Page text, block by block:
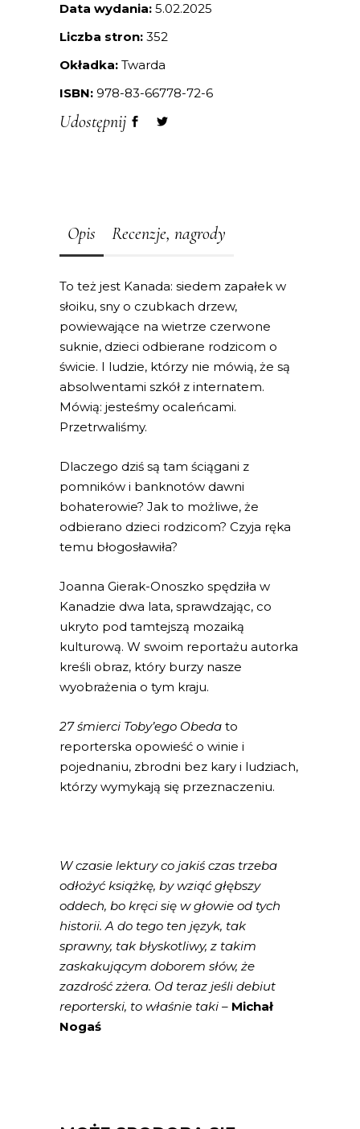
Data wydania: 5.02.2025
Liczba stron: 352
Okładka: Twarda
ISBN: 978-83-66778-72-6
Udostępnij
Opis Recenzje, nagrody
To też jest Kanada: siedem zapałek w
słoiku, sny o czubkach drzew,
powiewające na wietrze czerwone
suknie, dzieci odbierane rodzicom o
świcie. I ludzie, którzy nie mówią, że są
absolwentami szkół z internatem.
Mówią: jesteśmy ocaleńcami.
Przetrwaliśmy.
Dlaczego dziś są tam ściągani z
pomników i banknotów dawni
bohaterowie? Jak to możliwe, że
odbierano dzieci rodzicom? Czyja ręka
temu błogosławiła?
Joanna Gierak-Onoszko spędziła w
Kanadzie dwa lata, sprawdzając, co
ukryto pod tamtejszą mozaiką
kulturową. W swoim reportażu autorka
kreśli obraz, który burzy nasze
wyobrażenia o tym kraju.
27 śmierci Toby’ego Obeda to
reporterska opowieść o winie i
pojednaniu, zbrodni bez kary i ludziach,
którzy wymykają się przeznaczeniu.
W czasie lektury co jakiś czas trzeba
odłożyć książkę, by wziąć głębszy
oddech, bo kręci się w głowie od tych
historii. A do tego ten język, tak
sprawny, tak błyskotliwy, z takim
zaskakującym doborem słów, że
zazdrość zżera. Od teraz jeśli debiut
reporterski, to właśnie taki – Michał
Nogaś